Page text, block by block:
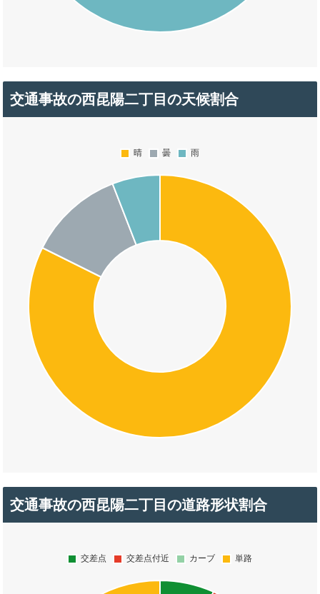
交通事故の西昆陽二丁目の天候割合
交通事故の西昆陽二丁目の道路形状割合